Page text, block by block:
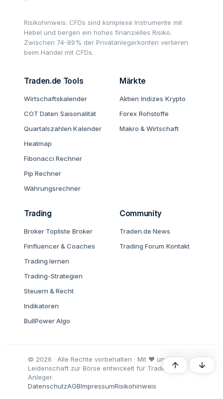
Risikohinweis: CFDs sind komplexe Instrumente mit
Hebel und bergen ein hohes finanzielles Risiko.
Zwischen 74-89% der Privatanlegerkonten verlieren
beim Handel mit CFDs.
Traden.de Tools
Wirtschaftskalender
COT Daten Saisonalität
Quartalszahlen Kalender
Heatmap
Fibonacci Rechner
Pip Rechner
Währungsrechner
Märkte
Aktien Indizes Krypto
Forex Rohstoffe
Makro & Wirtschaft
Trading
Broker Topliste Broker
Finfluencer & Coaches
Trading lernen
Trading-Strategien
Steuern & Recht
Indikatoren
BullPower Algo
Community
Traden.de News
Trading Forum Kontakt
© 2026 · Alle Rechte vorbehalten · Mit ♥ und
Leidenschaft zur Börse entwickelt für Trader und
Anleger.
DatenschutzAGBImpressumRisikohinweis
Oben Unten